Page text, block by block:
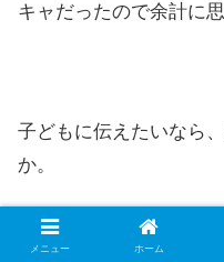
キャだったので余計に
子どもに伝えたいなら
か。
メニュー ホーム